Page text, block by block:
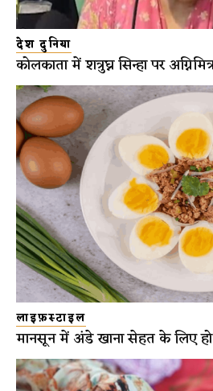
देश दुनिया
कोलकाता में शत्रुघ्न सिन्हा पर
लाइफ़स्टाइल
मानसून में अंडे खाना सेहत के लिए